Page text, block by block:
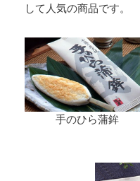
して人気の商品です。
手のひら蒲鉾